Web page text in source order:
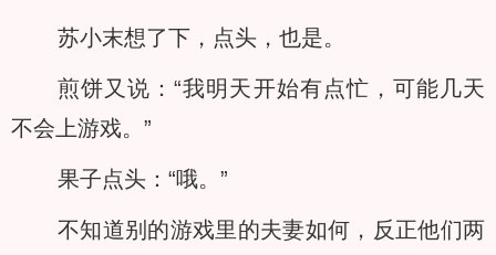
苏小末想了下，点头，也是。
煎饼又说：“我明天开始有点忙，可能几天
不会上游戏。”
果子点头：“哦。”
不知道别的游戏里的夫妻如何，反正他们两